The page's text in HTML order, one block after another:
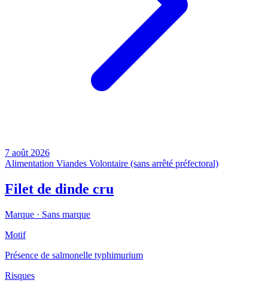
7 août 2026
Alimentation Viandes Volontaire (sans arrêté préfectoral)
Filet de dinde cru
Marque · Sans marque
Motif
Présence de salmonelle typhimurium
Risques